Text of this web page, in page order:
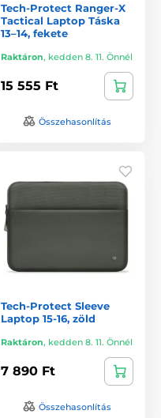
Tech-Protect Ranger-X
Tactical Laptop Táska
13–14, fekete
Raktáron, kedden 8. 11. Önnél
15 555 Ft
Összehasonlítás
Tech-Protect Sleeve
Laptop 15-16, zöld
Raktáron, kedden 8. 11. Önnél
7 890 Ft
Összehasonlítás